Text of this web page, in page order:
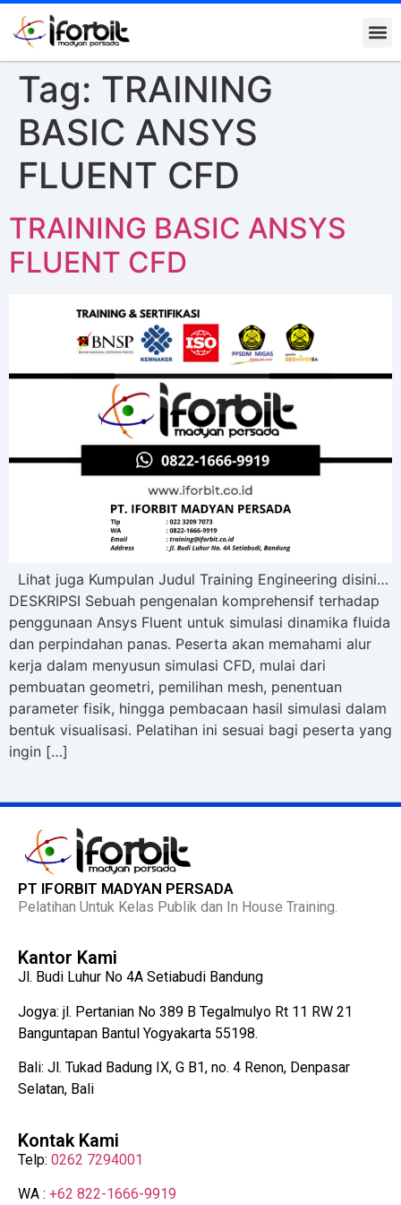
Tag: TRAINING
BASIC ANSYS
FLUENT CFD
TRAINING BASIC ANSYS
FLUENT CFD
Lihat juga Kumpulan Judul Training Engineering disini…
DESKRIPSI Sebuah pengenalan komprehensif terhadap
penggunaan Ansys Fluent untuk simulasi dinamika fluida
dan perpindahan panas. Peserta akan memahami alur
kerja dalam menyusun simulasi CFD, mulai dari
pembuatan geometri, pemilihan mesh, penentuan
parameter fisik, hingga pembacaan hasil simulasi dalam
bentuk visualisasi. Pelatihan ini sesuai bagi peserta yang
ingin […]
PT IFORBIT MADYAN PERSADA
Pelatihan Untuk Kelas Publik dan In House Training.
Kantor Kami
Jl. Budi Luhur No 4A Setiabudi Bandung
Jogya: jl. Pertanian No 389 B Tegalmulyo Rt 11 RW 21
Banguntapan Bantul Yogyakarta 55198.
Bali: Jl. Tukad Badung IX, G B1, no. 4 Renon, Denpasar
Selatan, Bali
Kontak Kami
Telp: 0262 7294001
WA : +62 822-1666-9919